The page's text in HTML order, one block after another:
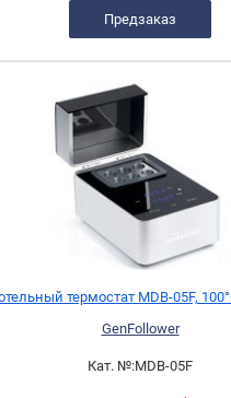
Предзаказ
термостат MDB-05F,
GenFollower
Кат. №:MDB-05F